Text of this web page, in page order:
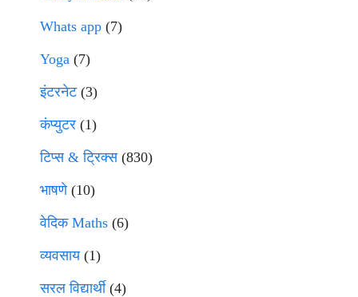
Whats app (7)
Yoga (7)
इंटरनेट(3)
कंप्युटर (1)
टिप्स & ट्रिक्स(830)
भाषणे(10)
वेदिक Maths (6)
व्यवसाय(1)
सरल विद्यार्थी(4)